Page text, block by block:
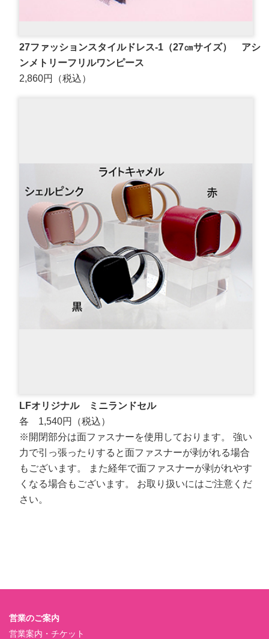
27ファッションスタイルドレス-1（27㎝サイズ） アシ
ンメトリーフリルワンピース
2,860円（税込）
LFオリジナル ミニランドセル
各 1,540円（税込）
※開閉部分は面ファスナーを使用しております。 強い
力で引っ張ったりすると面ファスナーが剥がれる場合
もございます。 また経年で面ファスナーが剥がれやす
くなる場合もございます。 お取り扱いにはご注意くだ
さい。
営業のご案内
営業案内・チケット